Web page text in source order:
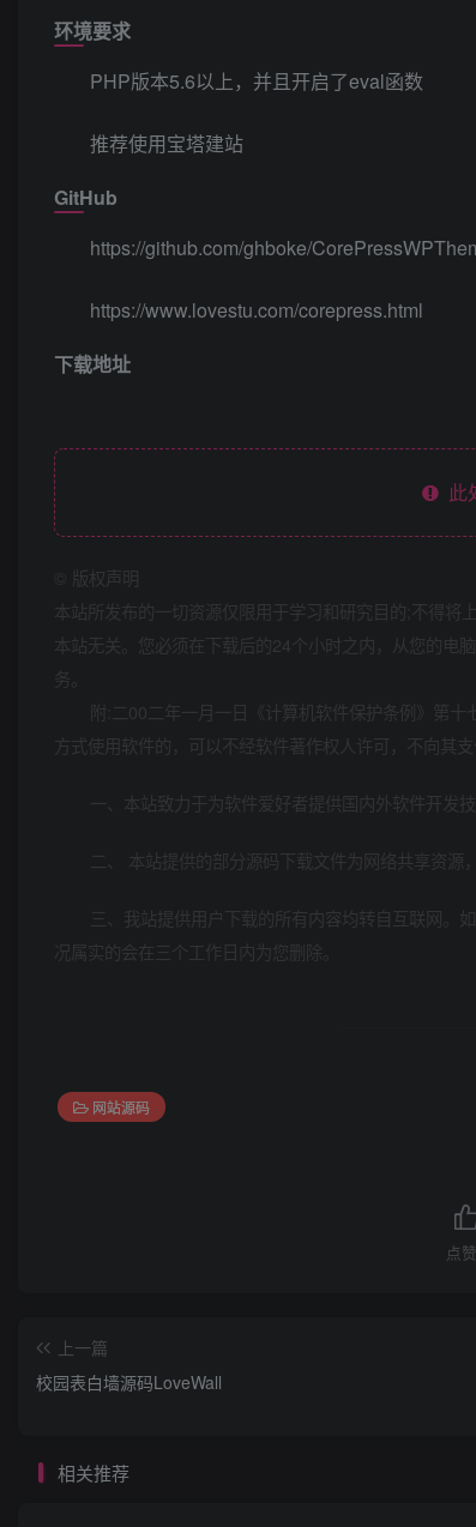
环境要求
PHP版本5.6以上，并且开启了eval函数
推荐使用宝塔建站
GitHub
https://github.com/ghboke/
https://www.lovestu.com/corepress.html
下载地址
此
版权声明
本站所发布的一切资源仅限用于学习和研究目的;不得将
本站无关。您必须在下载后的24个小时之内，从您的电
务。
附:二00二年一月一日《计算机软件保护条例》第
方式使用软件的，可以不经软件著作权人许可，不向其
一、本站致力于为软件爱好者提供国内外软件开发
二、 本站提供的部分源码下载文件为网络共享资源
三、我站提供用户下载的所有内容均转自互联网。
况属实的会在三个工作日内为您删除。
网站源码
点赞
上一篇
校园表白墙源码LoveWall
相关推荐